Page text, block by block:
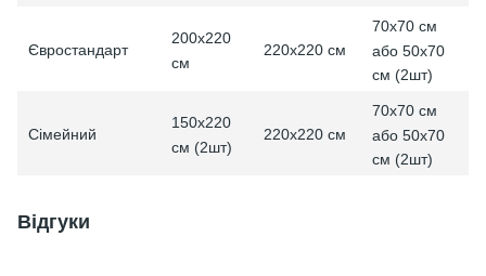
Євростандарт
200х220
см
220х220 см
70x70 см
або 50x70
см (2шт)
Сімейний
150х220
см (2шт)
220х220 см
70x70 см
або 50x70
см (2шт)
Відгуки